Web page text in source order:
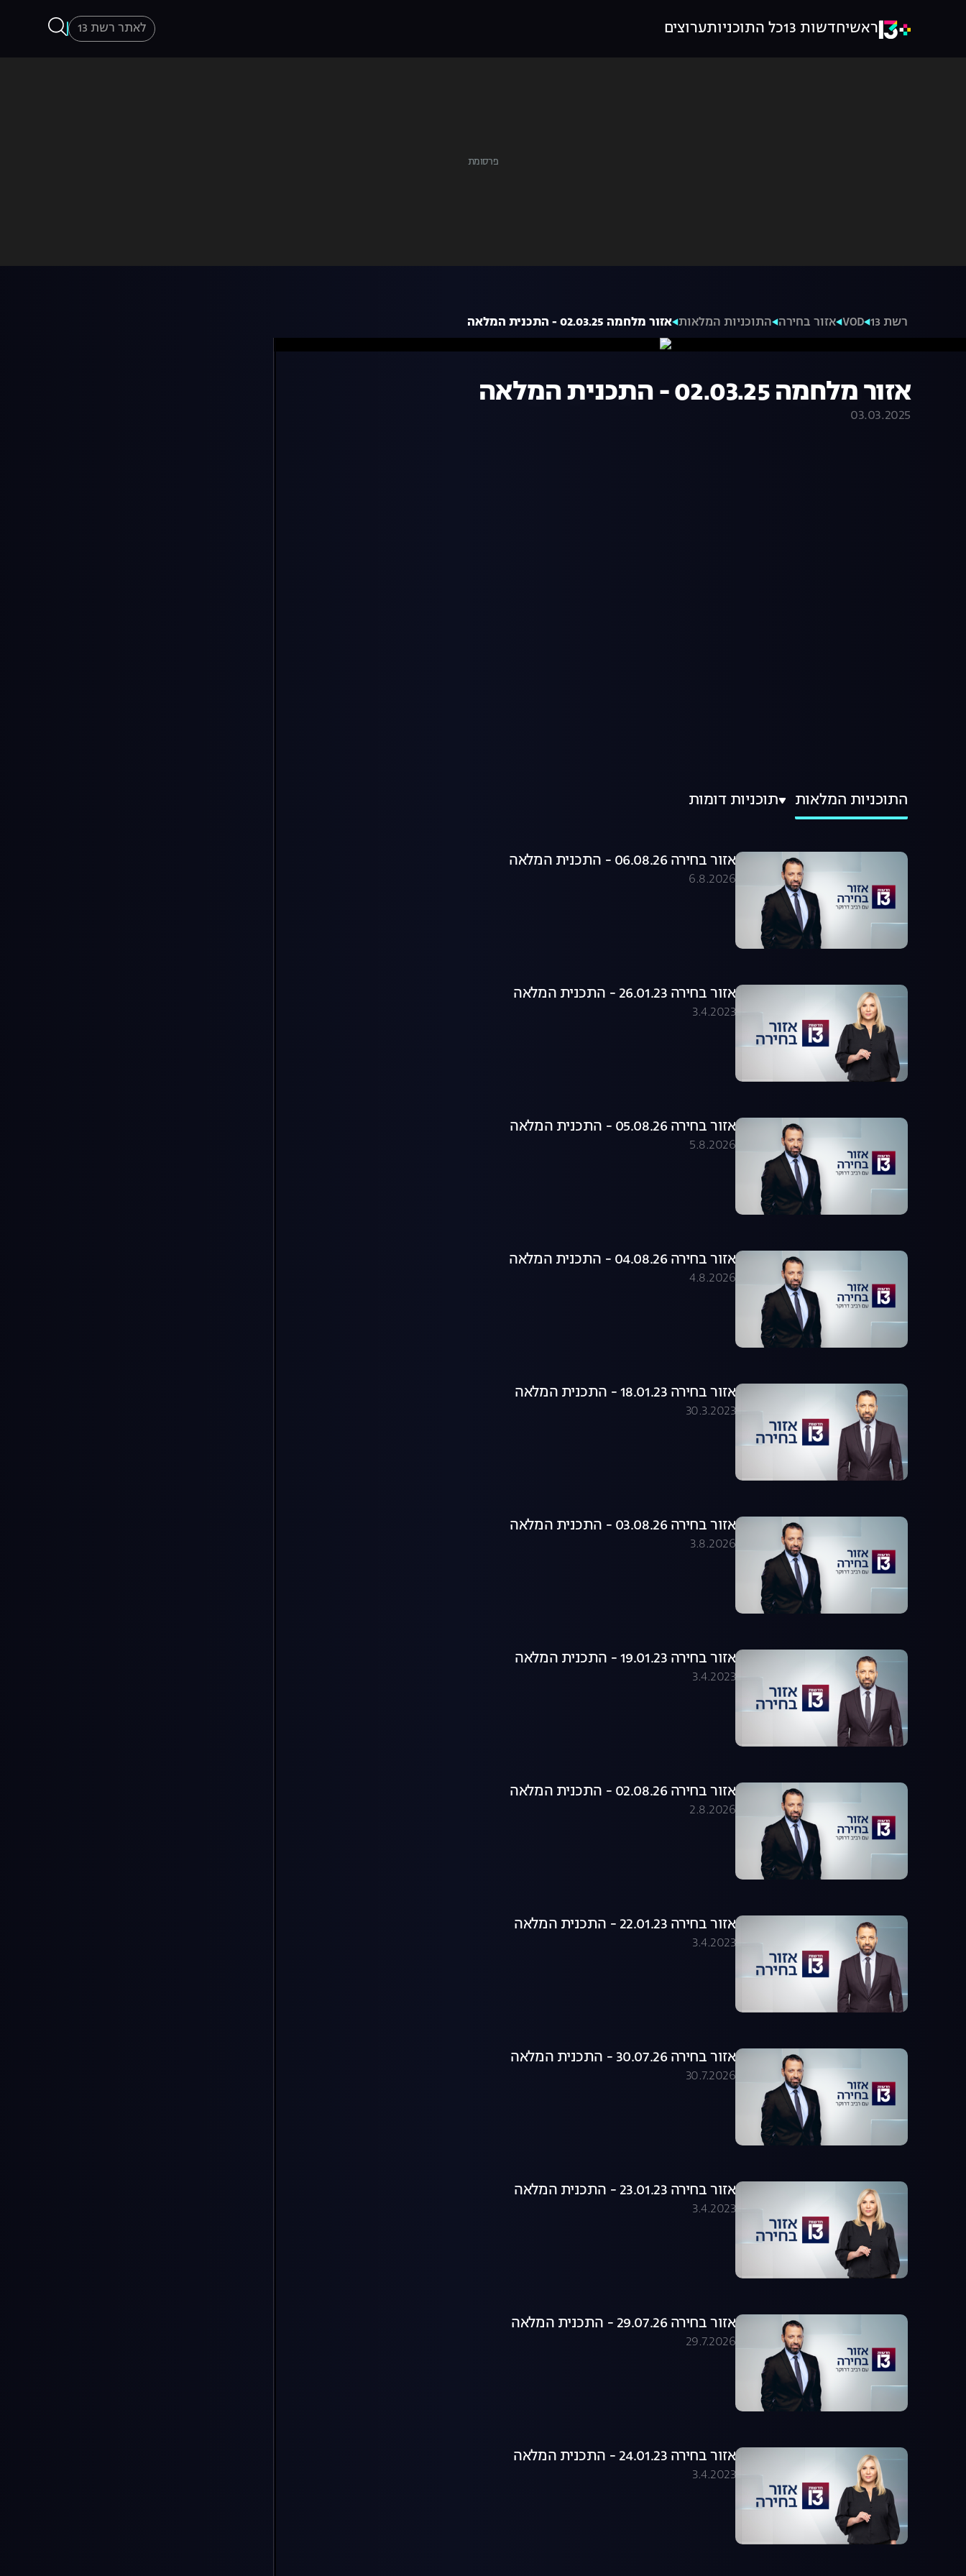
ראשיחדשות 13 כל התוכניותערוצים לאתר רשת 13
רשת 13 VOD אזור בחירה התוכניות המלאות אזור מלחמה 02.03.25 - התכנית המלאה
אזור מלחמה 02.03.25 - התכנית המלאה
03.03.2025
התוכניות המלאות תוכניות דומות
אזור בחירה 06.08.26 - התכנית המלאה
6.8.2026
אזור בחירה 26.01.23 - התכנית המלאה
3.4.2023
אזור בחירה 05.08.26 - התכנית המלאה
5.8.2026
אזור בחירה 04.08.26 - התכנית המלאה
4.8.2026
אזור בחירה 18.01.23 - התכנית המלאה
30.3.2023
אזור בחירה 03.08.26 - התכנית המלאה
3.8.2026
אזור בחירה 19.01.23 - התכנית המלאה
3.4.2023
אזור בחירה 02.08.26 - התכנית המלאה
2.8.2026
אזור בחירה 22.01.23 - התכנית המלאה
3.4.2023
אזור בחירה 30.07.26 - התכנית המלאה
30.7.2026
אזור בחירה 23.01.23 - התכנית המלאה
3.4.2023
אזור בחירה 29.07.26 - התכנית המלאה
29.7.2026
אזור בחירה 24.01.23 - התכנית המלאה
3.4.2023